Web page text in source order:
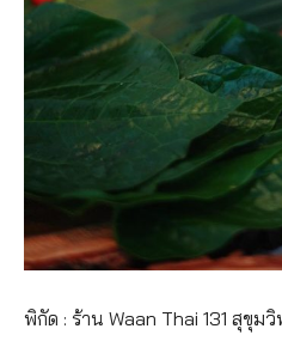
พิกัด : ร้าน Waan Thai 131 สุขุม